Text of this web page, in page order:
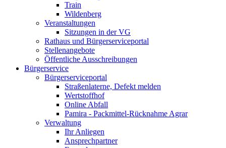
Train
Wildenberg
Veranstaltungen
Sitzungen in der VG
Rathaus und Bürgerserviceportal
Stellenangebote
Öffentliche Ausschreibungen
Bürgerservice
Bürgerserviceportal
Straßenlaterne, Defekt melden
Wertstoffhof
Online Abfall
Pamira - Packmittel-Rücknahme Agrar
Verwaltung
Ihr Anliegen
Ansprechpartner